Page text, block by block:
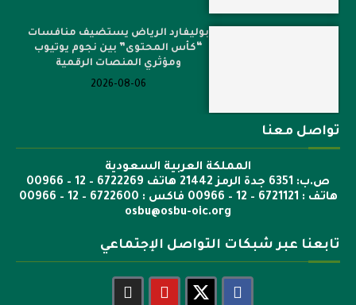
بوليفارد الرياض يستضيف منافسات
“كأس المحتوى” بين نجوم يوتيوب
ومؤثري المنصات الرقمية
2026-08-06
تواصل معنا
المملكة العربية السعودية
ص.ب: 6351 جدة الرمز 21442 هاتف 6722269 – 12 – 00966
هاتف : 6721121 – 12 – 00966 فاكس : 6722600 – 12 – 00966
osbu@osbu-oic.org
تابعنا عبر شبكات التواصل الإجتماعي